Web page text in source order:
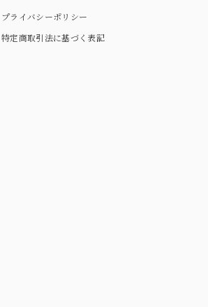
プライバシーポリシー
特定商取引法に基づく表記